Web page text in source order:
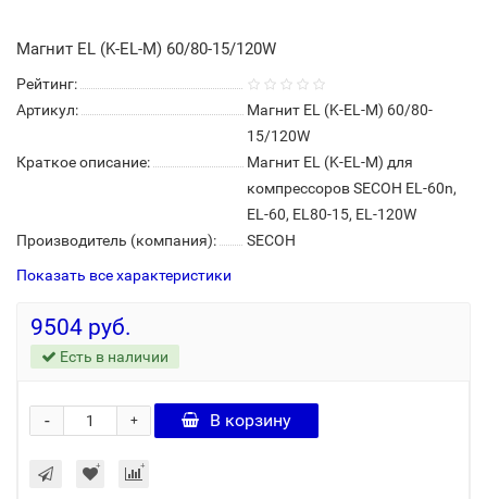
Магнит EL (K-EL-M) 60/80-15/120W
Рейтинг:
Артикул:
Магнит EL (K-EL-M) 60/80-
15/120W
Краткое описание:
Магнит EL (K-EL-M) для
компрессоров SECOH EL-60n,
EL-60, EL80-15, EL-120W
Производитель (компания):
SECOH
Показать все характеристики
9504 руб.
Есть в наличии
+
- В корзину